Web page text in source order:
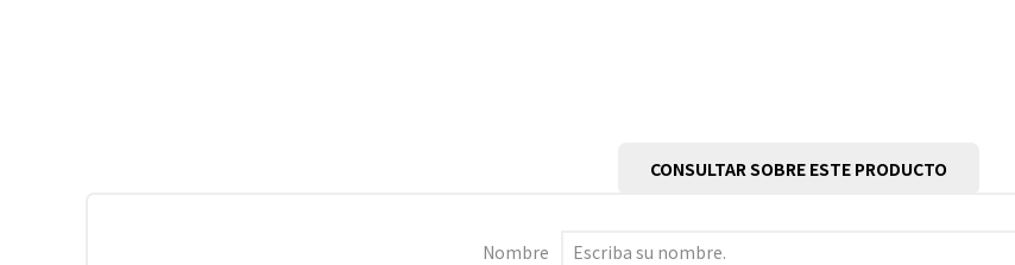
CONSULTAR SOBRE ESTE PRODUCTO
Nombre